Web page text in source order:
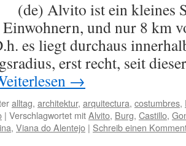
Alvito ist ein kleines
und nur 8 km
es liegt durchaus
erst recht, seit
→
alltag, architektur, arquitectura, costumbres,
| Verschlagwortet mitAlvito, Burg, Castillo,
, Viana do Alentejo | Schreib einen